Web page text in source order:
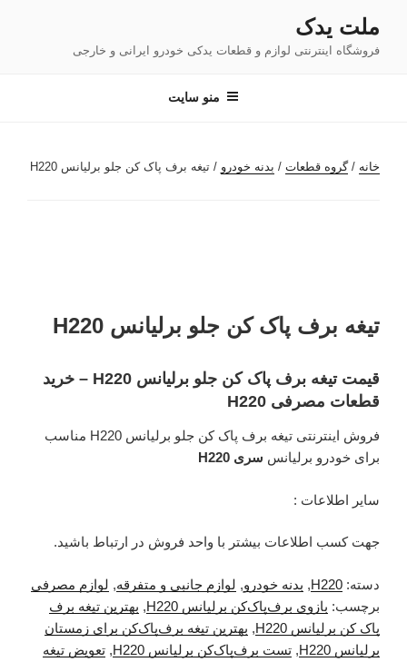
محتوا
ملت یدک
فروشگاه اینترنتی لوازم و قطعات یدکی خودرو ایرانی و خارجی
منو سایت
خانه /گروه قطعات / بدنه خودرو / تیغه برف پاک کن جلو برلیانس H220
تیغه برف پاک کن جلو برلیانس H220
قیمت تیغه برف پاک کن جلو برلیانس H220 – خرید
قطعات مصرفی H220
فروش اینترنتی تیغه برف پاک کن جلو برلیانس H220 مناسب
برای خودرو برلیانس سری H220
سایر اطلاعات :
جهت کسب اطلاعات بیشتر با واحد فروش در ارتباط باشید.
دسته: H220
, بدنه خودرو, لوازم جانبی و متفرقه, لوازم مصرفی
برچسب: بازوی برف‌پاک‌کن برلیانس H220 , بهترین تیغه برف
پاک کن برلیانس H220
, بهترین تیغه برف‌پاک‌کن برای زمستان
برلیانس H220
, تست برف‌پاک‌کن برلیانس H220 , تعویض تیغه